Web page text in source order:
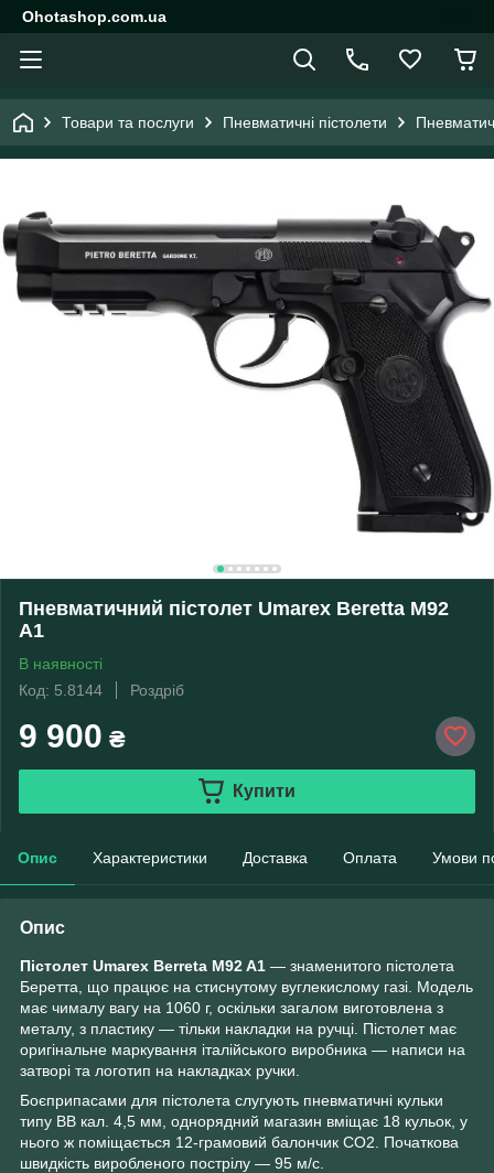
Ohotashop.com.ua
Товари та послуги Пневматичні пістолети
Пневматичний пістолет Umarex Beretta M92
A1
В наявності
Код: 5.8144
Роздріб
9 900 ₴
Купити
Опис Характеристики Доставка Оплата Умови
Опис
Пістолет Umarex Berreta M92 A1 — знаменитого пістолета
Беретта, що працює на стиснутому вуглекислому газі. Модель
має чималу вагу на 1060 г, оскільки загалом виготовлена з
металу, з пластику — тільки накладки на ручці. Пістолет має
оригінальне маркування італійського виробника — написи на
затворі та логотип на накладках ручки.
Боєприпасами для пістолета слугують пневматичні кульки
типу ВВ кал. 4,5 мм, однорядний магазин вміщає 18 кульок, у
нього ж поміщається 12-грамовий балончик СО2. Початкова
швидкість виробленого пострілу — 95 м/с.